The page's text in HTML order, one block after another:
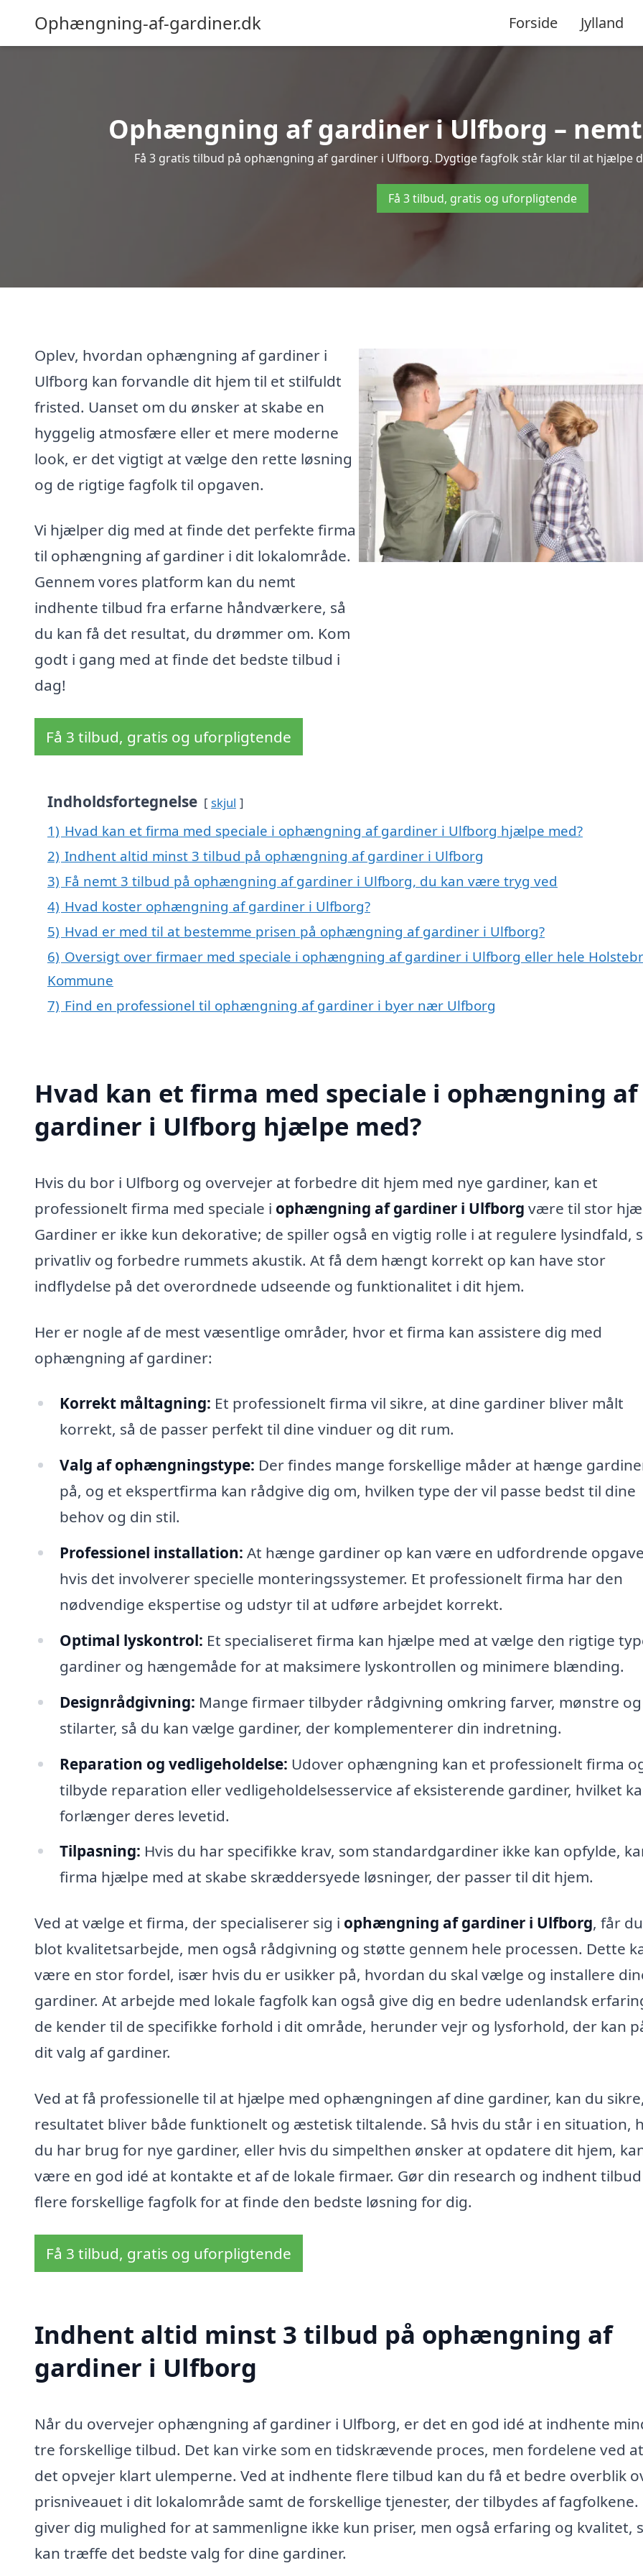
Ophængning-af-gardiner.dk Forside Jylland
Ophængning af gardiner i Ulfborg –
Få 3 gratis tilbud på ophængning af gardiner i Ulfborg. Dygtige fagfolk står klar til at hjælpe
Få 3 tilbud, gratis og uforpligtende
Oplev, hvordan ophængning af gardiner i
Ulfborg kan forvandle dit hjem til et stilfuldt
fristed. Uanset om du ønsker at skabe en
hyggelig atmosfære eller et mere moderne
look, er det vigtigt at vælge den rette løsning
og de rigtige fagfolk til opgaven.
Vi hjælper dig med at finde det perfekte firma
til ophængning af gardiner i dit lokalområde.
Gennem vores platform kan du nemt
indhente tilbud fra erfarne håndværkere, så
du kan få det resultat, du drømmer om. Kom
godt i gang med at finde det bedste tilbud i
dag!
Få 3 tilbud, gratis og uforpligtende
Indholdsfortegnelse skjul
1) Hvad kan et firma med speciale i ophængning af gardiner i Ulfborg hjælpe med?
2) Indhent altid minst 3 tilbud på ophængning af gardiner i Ulfborg
3) Få nemt 3 tilbud på ophængning af gardiner i Ulfborg, du kan være tryg ved
4) Hvad koster ophængning af gardiner i Ulfborg?
5) Hvad er med til at bestemme prisen på ophængning af gardiner i Ulfborg?
6) Oversigt over firmaer med speciale i ophængning af gardiner i Ulfborg eller hele
Kommune
7) Find en professionel til ophængning af gardiner i byer nær Ulfborg
Hvad kan et firma med speciale i ophængning af
gardiner i Ulfborg hjælpe med?
Hvis du bor i Ulfborg og overvejer at forbedre dit hjem med nye gardiner, kan et
professionelt firma med speciale i ophængning af gardiner i Ulfborg være til stor
Gardiner er ikke kun dekorative; de spiller også en vigtig rolle i at regulere lysindfald,
privatliv og forbedre rummets akustik. At få dem hængt korrekt op kan have stor
indflydelse på det overordnede udseende og funktionalitet i dit hjem.
Her er nogle af de mest væsentlige områder, hvor et firma kan assistere dig med
ophængning af gardiner:
Korrekt måltagning: Et professionelt firma vil sikre, at dine gardiner bliver målt
korrekt, så de passer perfekt til dine vinduer og dit rum.
Valg af ophængningstype: Der findes mange forskellige måder at hænge
på, og et ekspertfirma kan rådgive dig om, hvilken type der vil passe bedst til dine
behov og din stil.
Professionel installation: At hænge gardiner op kan være en udfordrende
hvis det involverer specielle monteringssystemer. Et professionelt firma har den
nødvendige ekspertise og udstyr til at udføre arbejdet korrekt.
Optimal lyskontrol: Et specialiseret firma kan hjælpe med at vælge den rigtige
gardiner og hængemåde for at maksimere lyskontrollen og minimere blænding.
Designrådgivning: Mange firmaer tilbyder rådgivning omkring farver, mønstre og
stilarter, så du kan vælge gardiner, der komplementerer din indretning.
Reparation og vedligeholdelse: Udover ophængning kan et professionelt firma
tilbyde reparation eller vedligeholdelsesservice af eksisterende gardiner, hvilket
forlænger deres levetid.
Tilpasning: Hvis du har specifikke krav, som standardgardiner ikke kan opfylde,
firma hjælpe med at skabe skræddersyede løsninger, der passer til dit hjem.
Ved at vælge et firma, der specialiserer sig i ophængning af gardiner i Ulfborg, får
blot kvalitetsarbejde, men også rådgivning og støtte gennem hele processen. Dette
være en stor fordel, især hvis du er usikker på, hvordan du skal vælge og installere
gardiner. At arbejde med lokale fagfolk kan også give dig en bedre udenlandsk
de kender til de specifikke forhold i dit område, herunder vejr og lysforhold, der kan
dit valg af gardiner.
Ved at få professionelle til at hjælpe med ophængningen af dine gardiner, kan du
resultatet bliver både funktionelt og æstetisk tiltalende. Så hvis du står i en situation,
du har brug for nye gardiner, eller hvis du simpelthen ønsker at opdatere dit hjem,
være en god idé at kontakte et af de lokale firmaer. Gør din research og indhent
flere forskellige fagfolk for at finde den bedste løsning for dig.
Få 3 tilbud, gratis og uforpligtende
Indhent altid minst 3 tilbud på ophængning af
gardiner i Ulfborg
Når du overvejer ophængning af gardiner i Ulfborg, er det en god idé at indhente
tre forskellige tilbud. Det kan virke som en tidskrævende proces, men fordelene ved
det opvejer klart ulemperne. Ved at indhente flere tilbud kan du få et bedre overblik
prisniveauet i dit lokalområde samt de forskellige tjenester, der tilbydes af fagfolkene.
giver dig mulighed for at sammenligne ikke kun priser, men også erfaring og kvalitet,
kan træffe det bedste valg for dine gardiner.